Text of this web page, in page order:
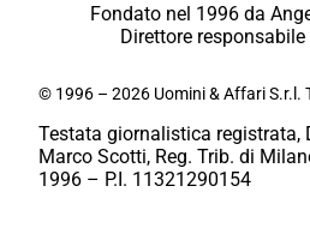
Fondato nel 1996 da
Direttore
© 1996 – 2026 Uomini & Affari S.r.l.
Testata giornalistica registrata,
Marco Scotti, Reg. Trib. di
1996 – P.I. 11321290154